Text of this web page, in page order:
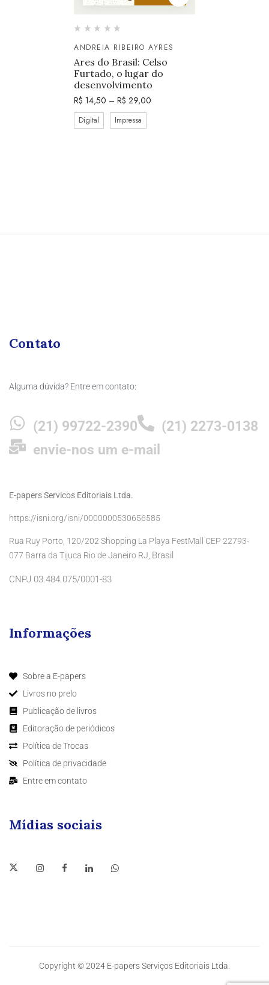
ANDREIA RIBEIRO AYRES
Ares do Brasil: Celso
Furtado, o lugar do
desenvolvimento
R$ 14,50 – R$ 29,00
Digital Impressa
Contato
Alguma dúvida? Entre em contato:
(21) 99722-2390
(21) 2273-0138
envie-nos um e-mail
E-papers Servicos Editoriais Ltda.
https://isni.org/isni/0000000530656585
Rua Ruy Porto, 120/202 Shopping La Playa FestMall CEP 22793-
077 Barra da Tijuca Rio de Janeiro RJ, Brasil
CNPJ 03.484.075/0001-83
Informações
Sobre a E-papers
Livros no prelo
Publicação de livros
Editoração de periódicos
Política de Trocas
Política de privacidade
Entre em contato
Mídias sociais
Copyright © 2024 E-papers Serviços Editoriais Ltda.